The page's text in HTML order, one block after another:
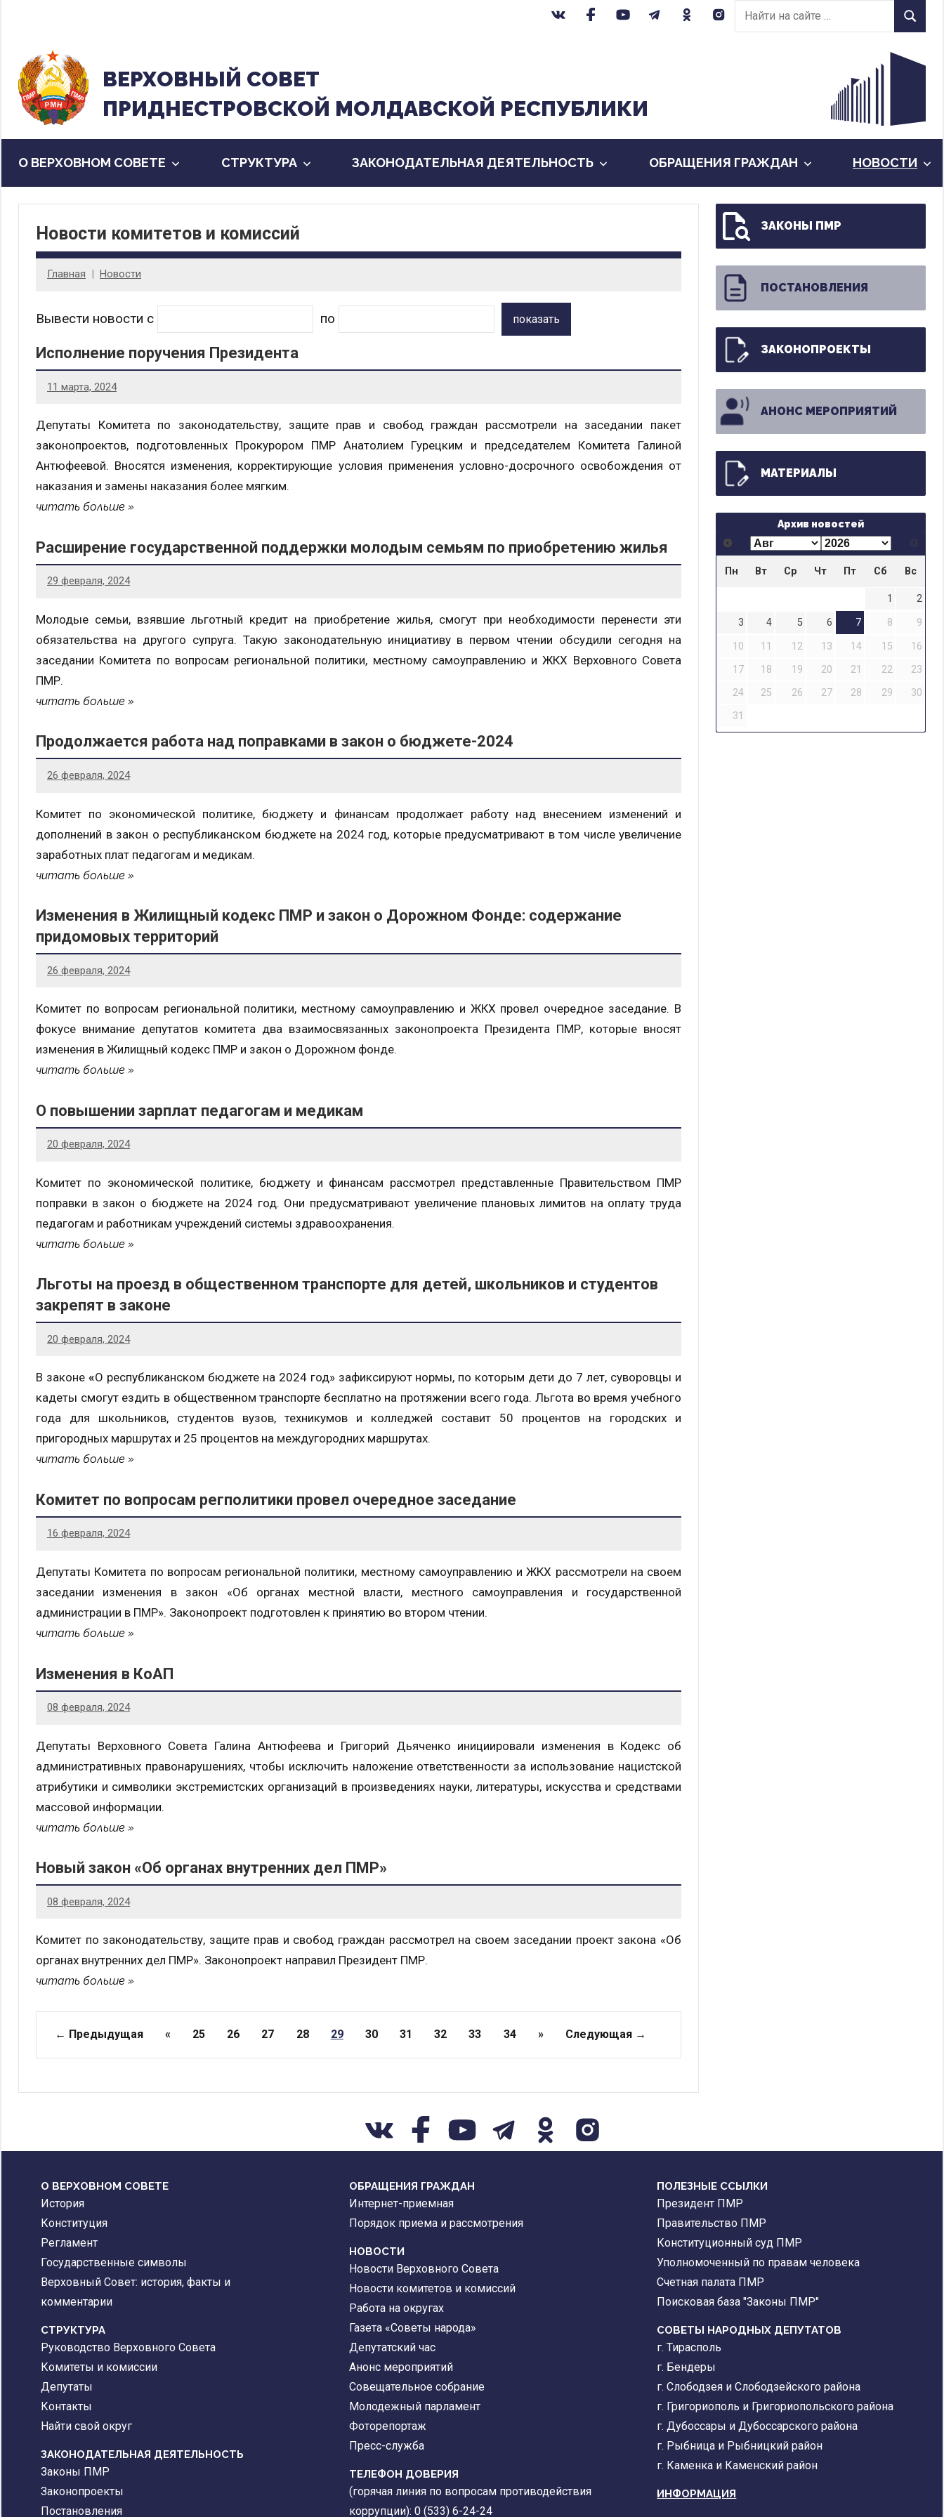
содержанию
Найти
на
Найти
ВЕРХОВНЫЙ CОВЕТ
ПРИДНЕСТРОВСКОЙ МОЛДАВСКОЙ РЕСПУБЛИКИ
О ВЕРХОВНОМ СОВЕТЕ CТРУКТУРА ЗАКОНОДАТЕЛЬНАЯ ДЕЯТЕЛЬНОСТЬ ОБРАЩЕНИЯ ГРАЖДАН НОВОСТИ
Новости комитетов и комиссий
Главная Новости
Вывести новости с по показать
Исполнение поручения Президента
11 марта, 2024
Депутаты Комитета по законодательству, защите прав и свобод граждан рассмотрели на заседании пакет
законопроектов, подготовленных Прокурором ПМР Анатолием Гурецким и председателем Комитета Галиной
Антюфеевой. Вносятся изменения, корректирующие условия применения условно-досрочного освобождения от
наказания и замены наказания более мягким.
читать больше
Расширение государственной поддержки молодым семьям по приобретению жилья
29 февраля, 2024
Молодые семьи, взявшие льготный кредит на приобретение жилья, смогут при необходимости перенести эти
обязательства на другого супруга. Такую законодательную инициативу в первом чтении обсудили сегодня на
заседании Комитета по вопросам региональной политики, местному самоуправлению и ЖКХ Верховного Совета
ПМР.
читать больше
Продолжается работа над поправками в закон о бюджете-2024
26 февраля, 2024
Комитет по экономической политике, бюджету и финансам продолжает работу над внесением изменений и
дополнений в закон о республиканском бюджете на 2024 год, которые предусматривают в том числе увеличение
заработных плат педагогам и медикам.
читать больше
Изменения в Жилищный кодекс ПМР и закон о Дорожном Фонде: содержание
придомовых территорий
26 февраля, 2024
Комитет по вопросам региональной политики, местному самоуправлению и ЖКХ провел очередное заседание. В
фокусе внимание депутатов комитета два взаимосвязанных законопроекта Президента ПМР, которые вносят
изменения в Жилищный кодекс ПМР и закон о Дорожном фонде.
читать больше
О повышении зарплат педагогам и медикам
20 февраля, 2024
Комитет по экономической политике, бюджету и финансам рассмотрел представленные Правительством ПМР
поправки в закон о бюджете на 2024 год. Они предусматривают увеличение плановых лимитов на оплату труда
педагогам и работникам учреждений системы здравоохранения.
читать больше
Льготы на проезд в общественном транспорте для детей, школьников и студентов
закрепят в законе
20 февраля, 2024
В законе «О республиканском бюджете на 2024 год» зафиксируют нормы, по которым дети до 7 лет, суворовцы и
кадеты смогут ездить в общественном транспорте бесплатно на протяжении всего года. Льгота во время учебного
года для школьников, студентов вузов, техникумов и колледжей составит 50 процентов на городских и
пригородных маршрутах и 25 процентов на междугородних маршрутах.
читать больше
Комитет по вопросам регполитики провел очередное заседание
16 февраля, 2024
Депутаты Комитета по вопросам региональной политики, местному самоуправлению и ЖКХ рассмотрели на своем
заседании изменения в закон «Об органах местной власти, местного самоуправления и государственной
администрации в ПМР». Законопроект подготовлен к принятию во втором чтении.
читать больше
Изменения в КоАП
08 февраля, 2024
Депутаты Верховного Совета Галина Антюфеева и Григорий Дьяченко инициировали изменения в Кодекс об
административных правонарушениях, чтобы исключить наложение ответственности за использование нацистской
атрибутики и символики экстремистских организаций в произведениях науки, литературы, искусства и средствами
массовой информации.
читать больше
Новый закон «Об органах внутренних дел ПМР»
08 февраля, 2024
Комитет по законодательству, защите прав и свобод граждан рассмотрел на своем заседании проект закона «Об
органах внутренних дел ПМР». Законопроект направил Президент ПМР.
читать больше
Страницы
← Предыдущая « 25 26 27 28 29 30 31 32 33 34 » Следующая →
ЗАКОНЫ ПМР
ПОСТАНОВЛЕНИЯ
ЗАКОНОПРОЕКТЫ
АНОНС МЕРОПРИЯТИЙ
МАТЕРИАЛЫ
Архив новостей
Пн Вт Ср Чт Пт Сб Вс
1
2
3
4 5 6 7 8
9
10
11 12 13 14 15
16
17
18 19 20 21 22
23
24
25 26 27 28 29
30
31
О ВЕРХОВНОМ СОВЕТЕ
История
Конституция
Регламент
Государственные символы
Верховный Совет: история, факты и
комментарии
CТРУКТУРА
Руководство Верховного Совета
Комитеты и комиссии
Депутаты
Контакты
Найти свой округ
ЗАКОНОДАТЕЛЬНАЯ ДЕЯТЕЛЬНОСТЬ
Законы ПМР
Законопроекты
Постановления
ОБРАЩЕНИЯ ГРАЖДАН
Интернет-приемная
Порядок приема и рассмотрения
НОВОСТИ
Новости Верховного Совета
Новости комитетов и комиссий
Работа на округах
Газета «Советы народа»
Депутатский час
Анонс мероприятий
Совещательное собрание
Молодежный парламент
Фоторепортаж
Пресс-служба
ТЕЛЕФОН ДОВЕРИЯ
(горячая линия по вопросам противодействия
коррупции): 0 (533) 6-24-24
ПОЛЕЗНЫЕ ССЫЛКИ
Президент ПМР
Правительство ПМР
Конституционный суд ПМР
Уполномоченный по правам человека
Счетная палата ПМР
Поисковая база "Законы ПМР"
СОВЕТЫ НАРОДНЫХ ДЕПУТАТОВ
г. Тирасполь
г. Бендеры
г. Слободзея и Слободзейского района
г. Григориополь и Григориопольского района
г. Дубоссары и Дубоссарского района
г. Рыбница и Рыбницкий район
г. Каменка и Каменский район
ИНФОРМАЦИЯ